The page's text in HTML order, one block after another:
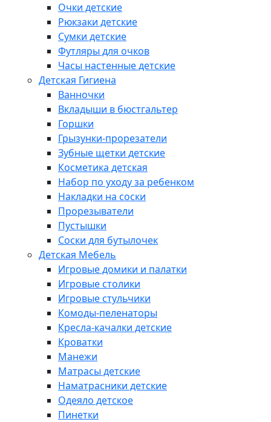
Очки детские
Рюкзаки детские
Сумки детские
Футляры для очков
Часы настенные детские
Детская Гигиена
Ванночки
Вкладыши в бюстгальтер
Горшки
Грызунки-прорезатели
Зубные щетки детские
Косметика детская
Набор по уходу за ребенком
Накладки на соски
Прорезыватели
Пустышки
Соски для бутылочек
Детская Мебель
Игровые домики и палатки
Игровые столики
Игровые стульчики
Комоды-пеленаторы
Кресла-качалки детские
Кроватки
Манежи
Матрасы детские
Наматрасники детские
Одеяло детское
Пинетки